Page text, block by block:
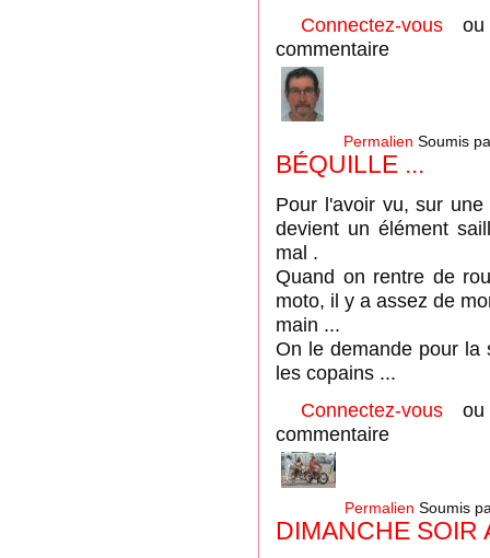
Connectez-vous
commentaire
Permalien Soumis
BÉQUILLE ...
Pour l'avoir vu, sur
devient un élément
mal .
Quand on rentre de
moto, il y a assez de
main ...
On le demande pour la
les copains ...
Connectez-vous
commentaire
Permalien Soumis
DIMANCHE SOIR